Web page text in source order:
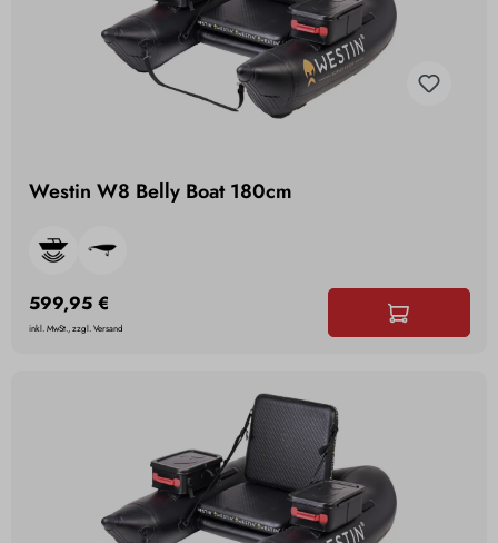
Westin W8 Belly Boat 180cm
599,95 €
inkl. MwSt., zzgl. Versand